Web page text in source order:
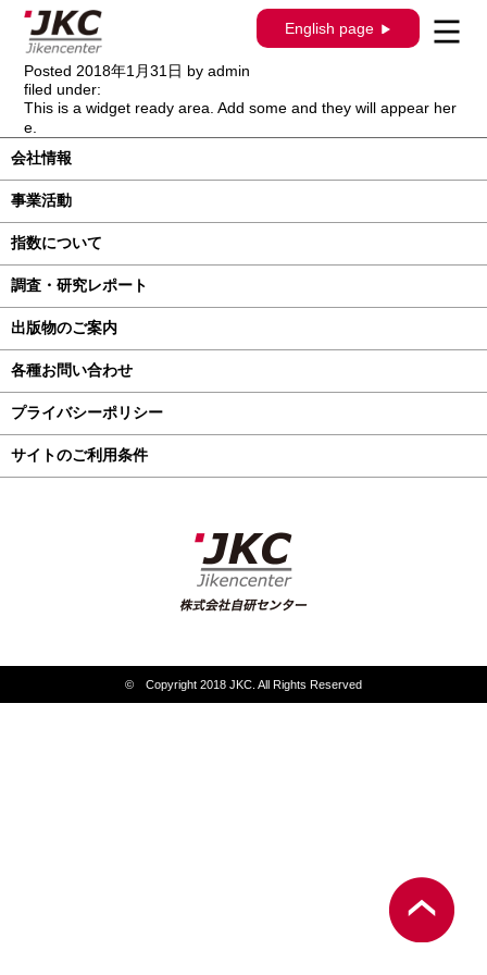
English page
構造調査シリーズ / J-360 / ニッサン キュ
ーブ キュービック GZ11系
Posted 2018年1月31日 by admin
filed under:
This is a widget ready area. Add some and they will appear her
e.
会社情報
事業活動
指数について
調査・研究レポート
出版物のご案内
各種お問い合わせ
プライバシーポリシー
サイトのご利用条件
© Copyright 2018 JKC. All Rights Reserved